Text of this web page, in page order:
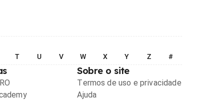
T U V W X Y Z #
Sobre o site
Termos de uso e privacidade
Ajuda